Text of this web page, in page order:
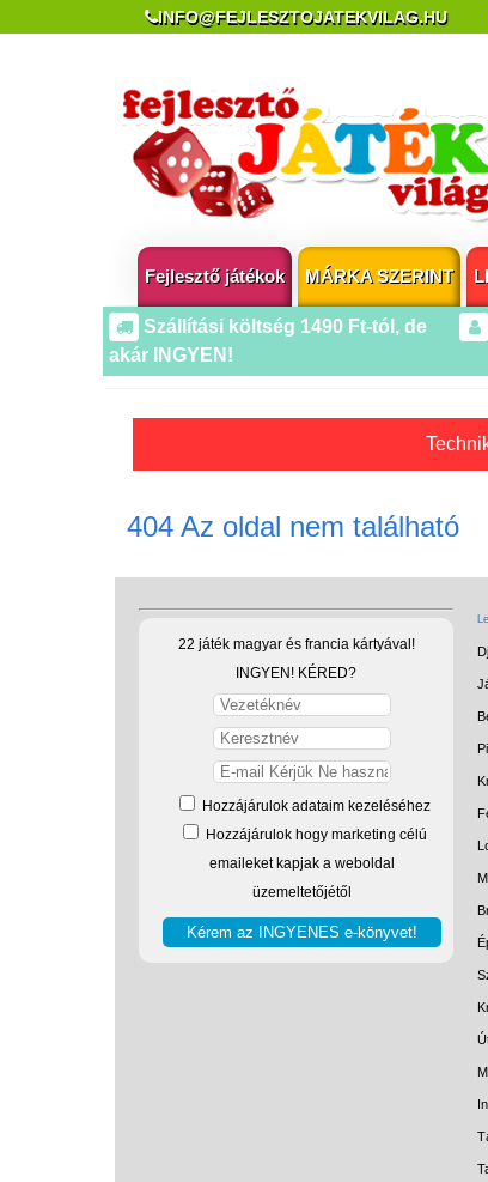
INFO@FEJLESZTOJATEKVILAG.HU
Fejlesztő játékok MÁRKA SZERINT
Szállítási költség 1490 Ft-tól, de
akár INGYEN!
404 Az oldal nem található
22 játék magyar és francia kártyával!
INGYEN! KÉRED?
Hozzájárulok adataim kezeléséhez
Hozzájárulok hogy marketing célú
emaileket kapjak a weboldal
üzemeltetőjétől